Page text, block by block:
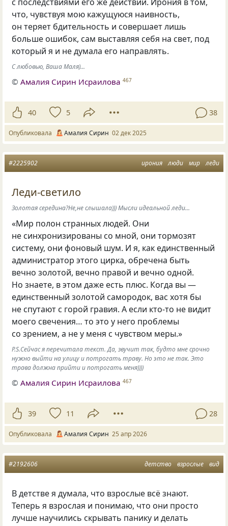
что, чувствуя мою кажущуюся наивность,
он теряет бдительность и совершает лишь
больше ошибок, сам выставляя себя на свет, под
который я и не думала его направлять.
С любовью, Ваша Маля)...
©Амалия Сирин Исраилова 467
40 5 38
Опубликовала Амалия Сирин 02 дек 2025
ирония люди мир леди
#2225902
Леди-светило
Золотая середина?Не,не слышала))) Мысли идеальной леди...
«Мир полон странных людей. Они
не синхронизированы со мной, они тормозят
систему, они фоновый шум. И я, как единственный
администратор этого цирка, обречена быть
вечно золотой, вечно правой и вечно одной.
Но знаете, в этом даже есть плюс. Когда вы —
единственный золотой самородок, вас хотя бы
не спутают с горой гравия. А если кто-то не видит
моего свечения… то это у него проблемы
со зрением, а не у меня с чувством меры.»
P.S.Сейчас я перечитала текст. Да, звучит так, будто мне срочно
нужно выйти на улицу и потрогать траву. Но это не так. Это
трава должна прийти и потрогать меня))))
©Амалия Сирин Исраилова 467
39 11 28
Опубликовала Амалия Сирин 25 апр 2026
детство взрослые вид
#2192606
В детстве я думала, что взрослые всё знают.
Теперь я взрослая и понимаю, что они просто
лучше научились скрывать панику и делать